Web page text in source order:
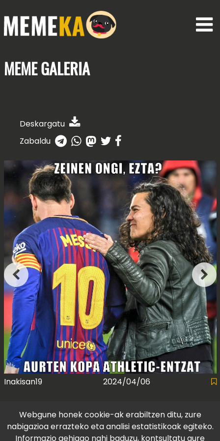
MEMEGALERIA
Deskargatu
Zabaldu
Inakisan19 2024/04/06
Webgune honek cookie-ak erabiltzen ditu, zure
nabigazioa errazteko eta analisi estatistikoak egiteko.
Informazio gehiago nahi baduzu, kontsultatu gure